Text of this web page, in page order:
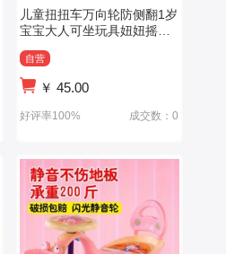
儿童扭扭车万向轮防侧翻1岁
宝宝大人可坐玩具妞妞摇摆
自营
￥45.00
好评率100% 成交数：0